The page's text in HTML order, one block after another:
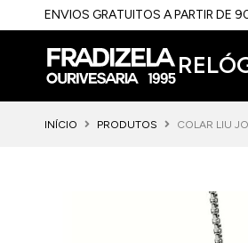
ENVIOS GRATUITOS A PARTIR DE
INÍCIO PRODUTOS COLAR LIU JO